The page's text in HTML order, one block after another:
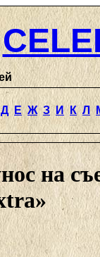
Д Е Ж З И К Л
на